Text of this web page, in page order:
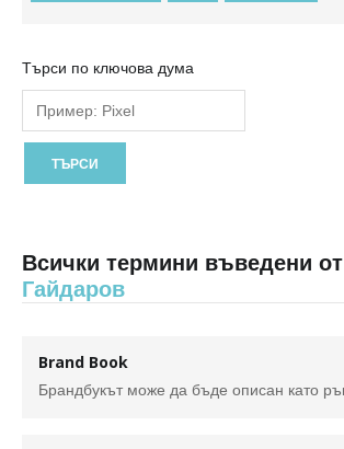
Търси по ключова дума
Всички термини въведени от
Гайдаров
Brand Book